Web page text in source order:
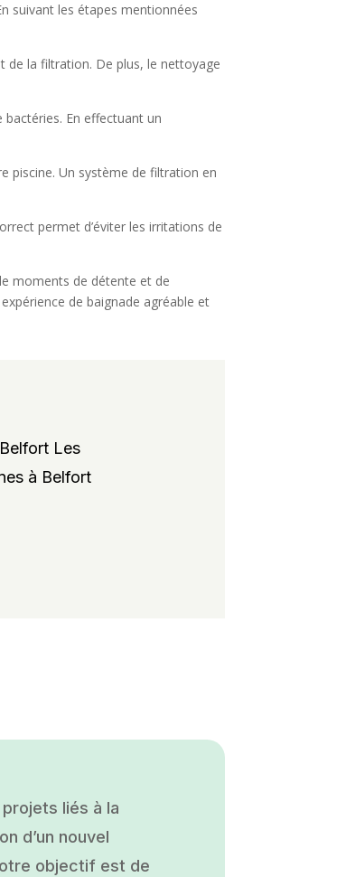
suivant les étapes mentionnées
de la filtration. De plus, le nettoyage
En effectuant un
piscine. Un système de filtration en
permet d’éviter les irritations de
moments de détente et de
de baignade agréable et
Les
à Belfort
liés à la
d’un nouvel
objectif est de